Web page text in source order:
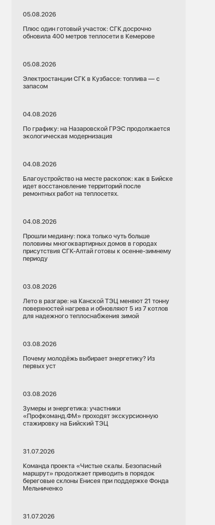
05.08.2026
Плюс один готовый участок: СГК досрочно
обновила 400 метров теплосети в Кемерове
05.08.2026
Электростанции СГК в Кузбассе: топлива — с
запасом
04.08.2026
По графику: на Назаровской ГРЭС продолжается
экологическая модернизация
04.08.2026
Благоустройство на месте раскопок: как в Бийске
идет восстановление территорий после
ремонтных работ на теплосетях.
04.08.2026
Прошли медиану: пока только чуть больше
половины многоквартирных домов в городах
присутствия СГК-Алтай готовы к осенне-зимнему
периоду
03.08.2026
Лето в разгаре: на Канской ТЭЦ меняют 21 тонну
поверхностей нагрева и обновляют 5 из 7 котлов
для надежного теплоснабжения зимой
03.08.2026
Почему молодёжь выбирает энергетику? Из
первых уст
03.08.2026
Зумеры и энергетика: участники
«Профкоманд.ФМ» проходят экскурсионную
стажировку на Бийский ТЭЦ
31.07.2026
Команда проекта «Чистые скалы. Безопасный
маршрут» продолжает приводить в порядок
береговые склоны Енисея при поддержке Фонда
Мельниченко
31.07.2026